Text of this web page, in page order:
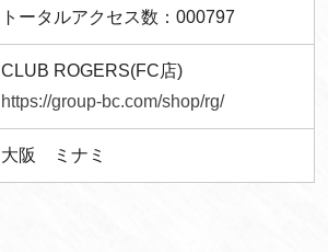
トータルアクセス数：000797
CLUB ROGERS(FC店)
https://group-bc.com/shop/rg/
大阪 ミナミ